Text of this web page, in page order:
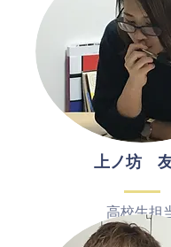
上ノ坊
高校生担